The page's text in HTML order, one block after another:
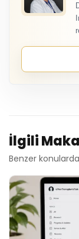
İlgili
Benzer